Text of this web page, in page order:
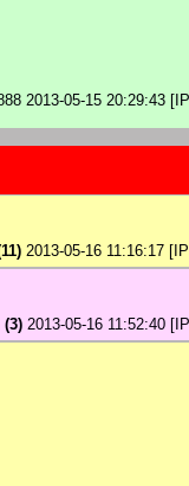
2013-05-15 20:29:43
2013-05-16 11:16:17
2013-05-16 11:52:40